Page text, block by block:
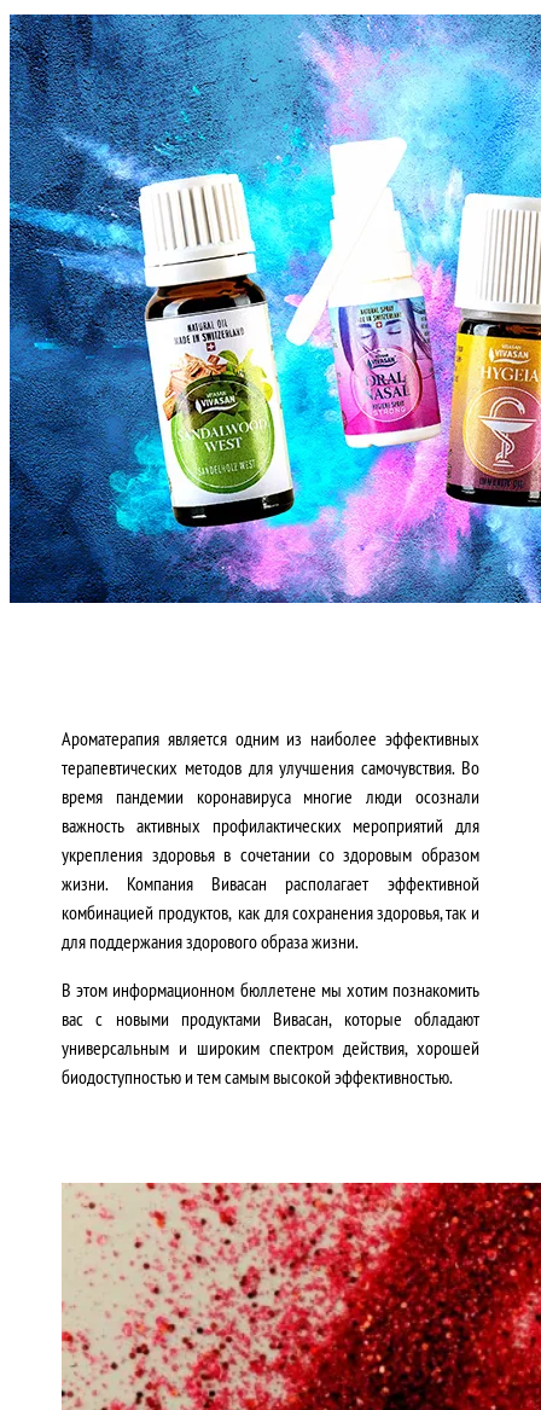
Ароматерапия является одним из наиболее эффективных
терапевтических методов для улучшения самочувствия. Во
время пандемии коронавируса многие люди осознали
важность активных профилактических мероприятий для
укрепления здоровья в сочетании со здоровым образом
жизни. Компания Вивасан располагает эффективной
комбинацией продуктов, как для сохранения здоровья, так и
для поддержания здорового образа жизни.
В этом информационном бюллетене мы хотим познакомить
вас с новыми продуктами Вивасан, которые обладают
универсальным и широким спектром действия, хорошей
биодоступностью и тем самым высокой эффективностью.